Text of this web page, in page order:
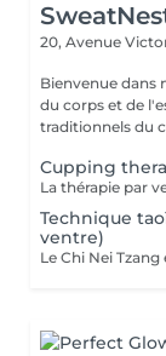
20, Avenue
Bienvenue dans
du corps et de
traditionnels du
Cupping
Technique
ventre)